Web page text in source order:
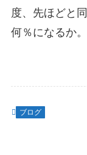
度、先ほどと
何％になるか。
ブログ